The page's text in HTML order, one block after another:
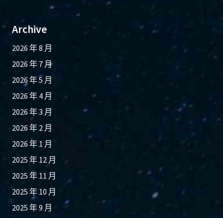
Archive
2026 年 8 月
2026 年 7 月
2026 年 5 月
2026 年 4 月
2026 年 3 月
2026 年 2 月
2026 年 1 月
2025 年 12 月
2025 年 11 月
2025 年 10 月
2025 年 9 月